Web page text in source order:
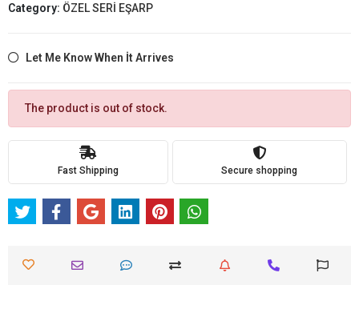
Category: ÖZEL SERİ EŞARP
Let Me Know When İt Arrives
The product is out of stock.
Fast Shipping Secure shopping